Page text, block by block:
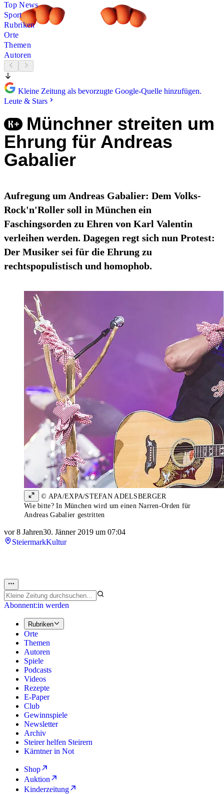
Top News
Sport
Rubriken
Orte
Themen
Autoren
Kleine Zeitung als bevorzugte Google-Quelle hinzufügen.
Leute & Stars
Münchner streiten um
Ehrung für Andreas
Gabalier
Aufregung um Andreas Gabalier: Dem Volks-
Rock'n'Roller soll in München ein
Faschingsorden zu Ehren von Karl Valentin
verleihen werden. Dagegen regt sich nun Protest:
Der Musiker sei für die Ehrung zu
rechtspopulistisch und homophob.
© APA/EXPA/STEFAN ADELSBERGER
Wie bitte? In München wird um einen Narren-Orden für
Andreas Gabalier gestritten
vor 8 Jahren30. Jänner 2019 um 07:04
SteiermarkKultur
Abonnent:in werden
Rubriken
Orte
Themen
Autoren
Spiele
Podcasts
Videos
Rezepte
E-Paper
Club
Gewinnspiele
Newsletter
Archiv
Steirer helfen Steirern
Kärntner in Not
Shop
Auktion
Kinderzeitung